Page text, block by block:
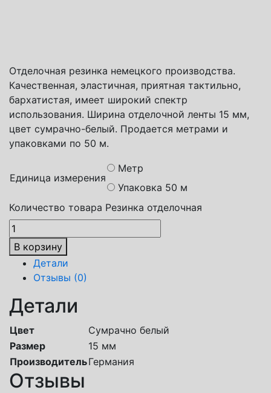
Отделочная резинка немецкого производства.
Качественная, эластичная, приятная тактильно,
бархатистая, имеет широкий спектр
использования. Ширина отделочной ленты 15 мм,
цвет сумрачно-белый. Продается метрами и
упаковками по 50 м.
Единица измерения
Метр
Упаковка 50 м
Количество товара Резинка отделочная
В корзину
Детали
Отзывы (0)
Детали
Цвет
Сумрачно белый
Размер
15 мм
ПроизводительГермания
Отзывы